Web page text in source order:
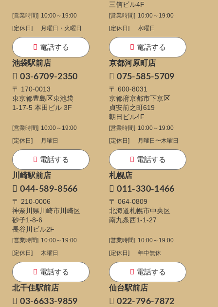
[営業時間] 10:00～19:00
[定休日]
月曜日・火曜日
電話する
三信ビル4F
[営業時間] 10:00～19:00
[定休日]
水曜日
電話する
池袋駅前店
03-6709-2350
〒 170-0013
東京都豊島区東池袋
1-17-5 本田ビル 3F
[営業時間] 10:00～19:00
[定休日]
月曜日
電話する
京都河原町店
075-585-5709
〒 600-8031
京都府京都市下京区
貞安前之町619
朝日ビル4F
[営業時間] 10:00～19:00
[定休日]
月曜日〜木曜日
電話する
川崎駅前店
044-589-8566
〒 210-0006
神奈川県川崎市川崎区
砂子1-8-6
長谷川ビル2F
[営業時間] 10:00～19:00
[定休日]
木曜日
電話する
札幌店
011-330-1466
〒 064-0809
北海道札幌市中央区
南九条西1-1-27
[営業時間] 10:00～19:00
[定休日]
年中無休
電話する
北千住駅前店
03-6633-9859
仙台駅前店
022-796-7872